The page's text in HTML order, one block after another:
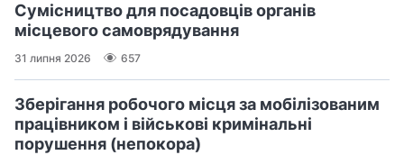
Сумісництво для посадовців органів
місцевого самоврядування
31 липня 2026 657
Зберігання робочого місця за мобілізованим
працівником і військові кримінальні
порушення (непокора)